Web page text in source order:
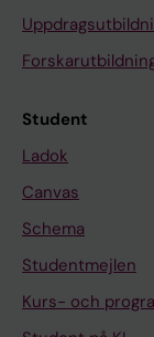
Student
Ladok
Canvas
Schema
Studentmejlen
Kurs- och